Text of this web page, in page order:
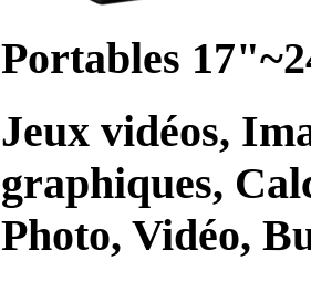
Portables
Jeux vidéos,
graphiques,
Photo, Vidéo,